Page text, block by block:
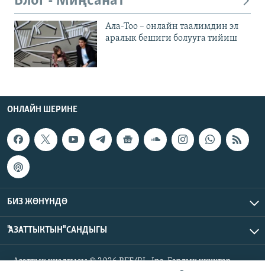
Ала-Тоо – онлайн таалимдин эл
аралык бешиги болууга тийиш
ОНЛАЙН ШЕРИНЕ
БИЗ ЖӨНҮНДӨ
"АЗАТТЫКТЫН" САНДЫГЫ
Азаттык үналгысы © 2026 RFE/RL, Inc. Бардык укуктар